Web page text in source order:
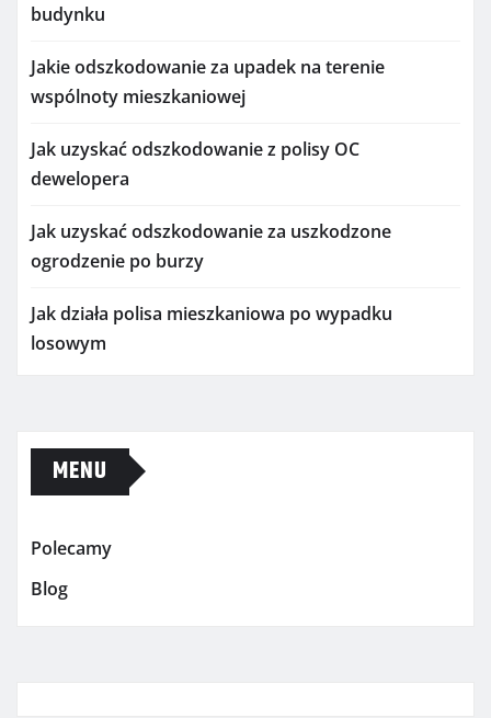
budynku
Jakie odszkodowanie za upadek na terenie
wspólnoty mieszkaniowej
Jak uzyskać odszkodowanie z polisy OC
dewelopera
Jak uzyskać odszkodowanie za uszkodzone
ogrodzenie po burzy
Jak działa polisa mieszkaniowa po wypadku
losowym
MENU
Polecamy
Blog